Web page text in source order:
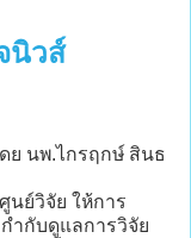
นิวส์
ย นพ.ไกรฤกษ์ สินธ
นย์วิจัย ให้การ
ำกับดูแลการวิจัย